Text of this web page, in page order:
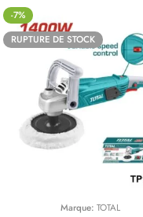
-7%
RUPTURE DE STOCK
Marque: TOTAL